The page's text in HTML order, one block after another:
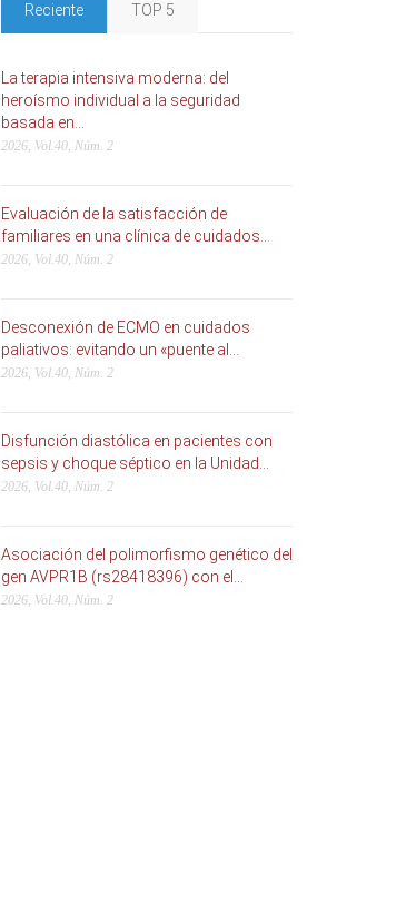
Reciente TOP 5
La terapia intensiva moderna: del
heroísmo individual a la seguridad
basada en...
2026, Vol.40, Núm. 2
Evaluación de la satisfacción de
familiares en una clínica de cuidados...
2026, Vol.40, Núm. 2
Desconexión de ECMO en cuidados
paliativos: evitando un «puente al...
2026, Vol.40, Núm. 2
Disfunción diastólica en pacientes con
sepsis y choque séptico en la Unidad...
2026, Vol.40, Núm. 2
Asociación del polimorfismo genético del
gen AVPR1B (rs28418396) con el...
2026, Vol.40, Núm. 2